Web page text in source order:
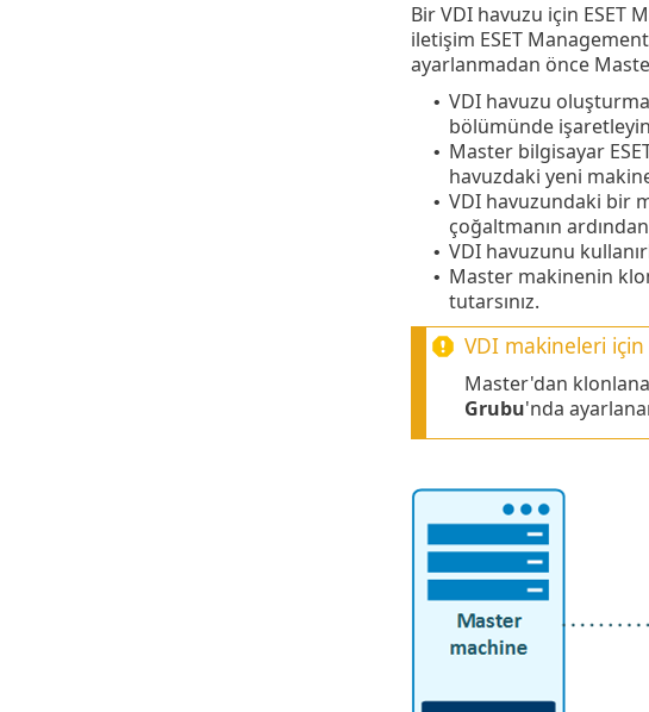
Bir VDI havuzu için
iletişim ESET
ayarlanmadan önce
• VDI havuzu
bölümünde
• Master bilgisayar
havuzdaki yeni
• VDI havuzundaki bir
çoğaltmanın
• VDI havuzunu
• Master makinenin
tutarsınız.
VDI makineleri
Master'dan
Grubu'nda